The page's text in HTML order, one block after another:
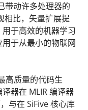
带动许多处理器的
相比，矢量扩展提
于高效的机器学习
用于从最小的物联网
高质量的代码生
器在 MLIR 编译器
与在 SiFive 核心库